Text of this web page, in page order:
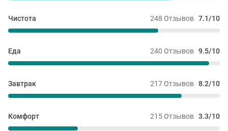
248 Отзывов 7.1/10
Чистота
240 Отзывов 9.5/10
Еда
217 Отзывов 8.2/10
Завтрак
215 Отзывов 3.3/10
Комфорт